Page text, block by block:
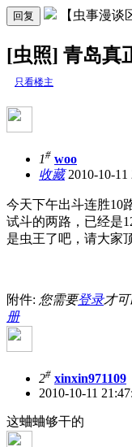
回复 【虫事漫谈
[虫照] 青岛真
只看楼主
1# woo
收藏2010-10-11
今天下午出斗连胜10
试斗的两路，已经是
是虫王了吧，请大家
附件: 您需要登录才可
册
2# xinxin971109
2010-10-11
这蛐蛐够干的